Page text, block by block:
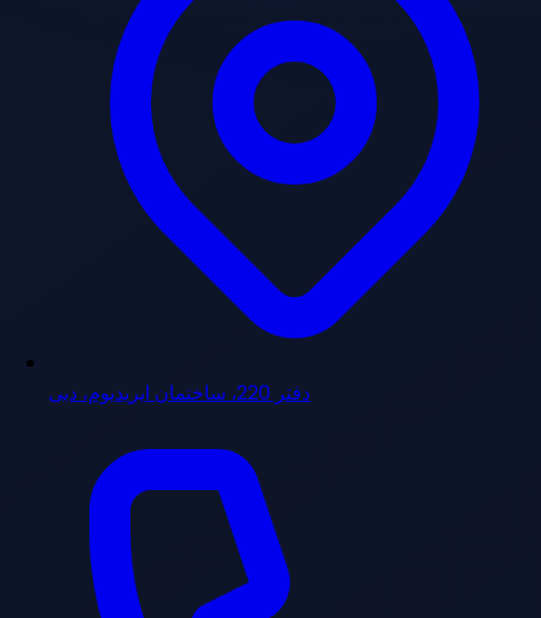
دفتر 220، ساختمان ایریدیوم، دبی